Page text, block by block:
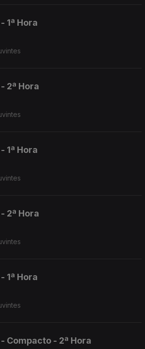
1ª Hora
2ª Hora
1ª Hora
2ª Hora
1ª Hora
Compacto - 2ª Hora